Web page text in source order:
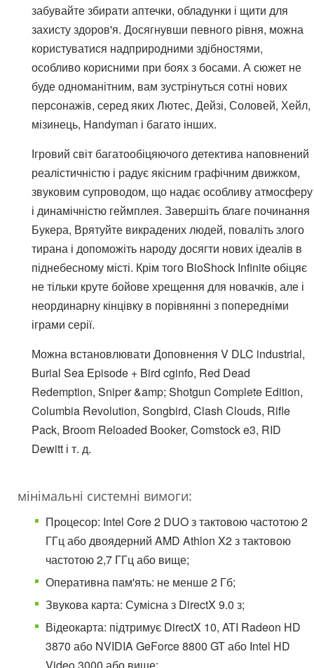
забувайте збирати аптечки, обладунки і щити для
захисту здоров'я. Досягнувши певного рівня, можна
користуватися надприродними здібностями,
особливо корисними при боях з босами. А сюжет не
буде одноманітним, вам зустрінуться сотні нових
персонажів, серед яких Лютес, Дейзі, Соловей, Хейл,
мізинець, Handyman і багато інших.
Ігровий світ багатообіцяючого детектива наповнений
реалістичністю і радує якісним графічним движком,
звуковим супроводом, що надає особливу атмосферу
і динамічністю геймплея. Завершіть благе починання
Букера, Врятуйте викрадених людей, поваліть злого
тирана і допоможіть народу досягти нових ідеалів в
піднебесному місті. Крім того BioShock Infinite обіцяє
не тільки круте бойове хрещення для новачків, але і
неординарну кінцівку в порівнянні з попередніми
іграми серії.
Можна встановлювати Доповнення V DLC industrial,
Burial Sea Episode + Bird cginfo, Red Dead
Redemption, Sniper &amp; Shotgun Complete Edition,
Columbia Revolution, Songbird, Clash Clouds, Rifle
Pack, Broom Reloaded Booker, Comstock e3, RID
Dewitt і т. д.
мінімальні системні вимоги:
Процесор: Intel Core 2 DUO з тактовою частотою 2
ГГц або двоядерний AMD Athlon X2 з тактовою
частотою 2,7 ГГц або вище;
Оперативна пам'ять: не менше 2 Гб;
Звукова карта: Сумісна з DirectX 9.0 з;
Відеокарта: підтримує DirectX 10, ATI Radeon HD
3870 або NVIDIA GeForce 8800 GT або Intel HD
Video 3000 або вище;